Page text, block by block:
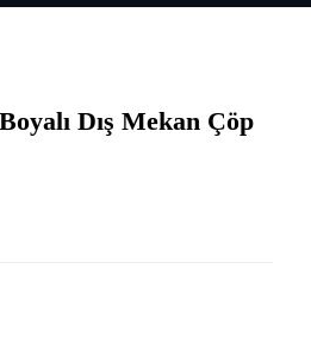
Dış Mekan Çöp